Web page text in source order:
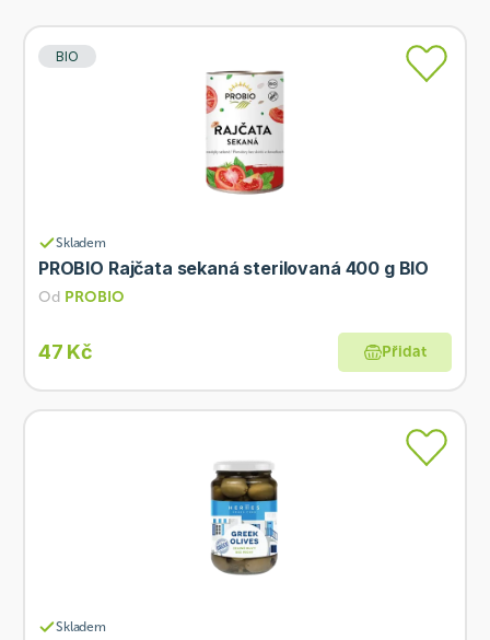
BIO
Skladem
PROBIO Rajčata sekaná sterilovaná 400 g BIO
Od PROBIO
47 Kč Přidat
Skladem